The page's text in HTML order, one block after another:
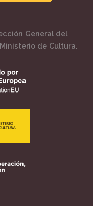
General del
de Cultura.